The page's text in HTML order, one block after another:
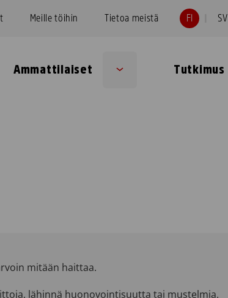
Meille töihin Tietoa meistä FI SV
Ammattilaiset Tutkimus
mitään haittaa.
lähinnä huonovointisuutta tai mustelmia.